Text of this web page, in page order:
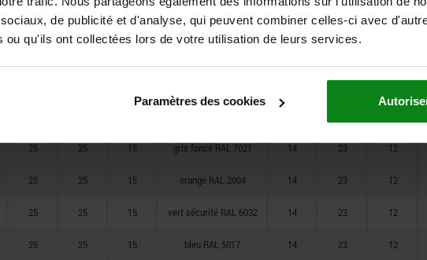
de publicité et d'analyse, qui peuvent combiner celles-ci avec
ou qu'ils ont collectées lors de votre utilisation de leurs services.
Paramètres des cookies
21 21 10 bleu RAL 5017 12 19 10
19 10
25 25 15 gris foncé RAL 7021 14 23 12
25 25 15 orange RAL 2004 14 23 12
25 25 15 vert sécurité RAL 6032 14 23 12
25 25 15 bleu RAL 5017 14 23 12